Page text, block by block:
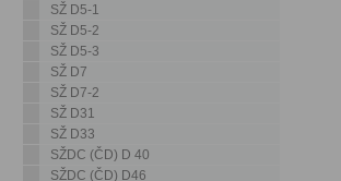
SŽ D5-1
SŽ D5-2
SŽ D5-3
SŽ D7
SŽ D7-2
SŽ D31
SŽ D33
SŽDC (ČD) D 40
SŽDC (ČD) D46